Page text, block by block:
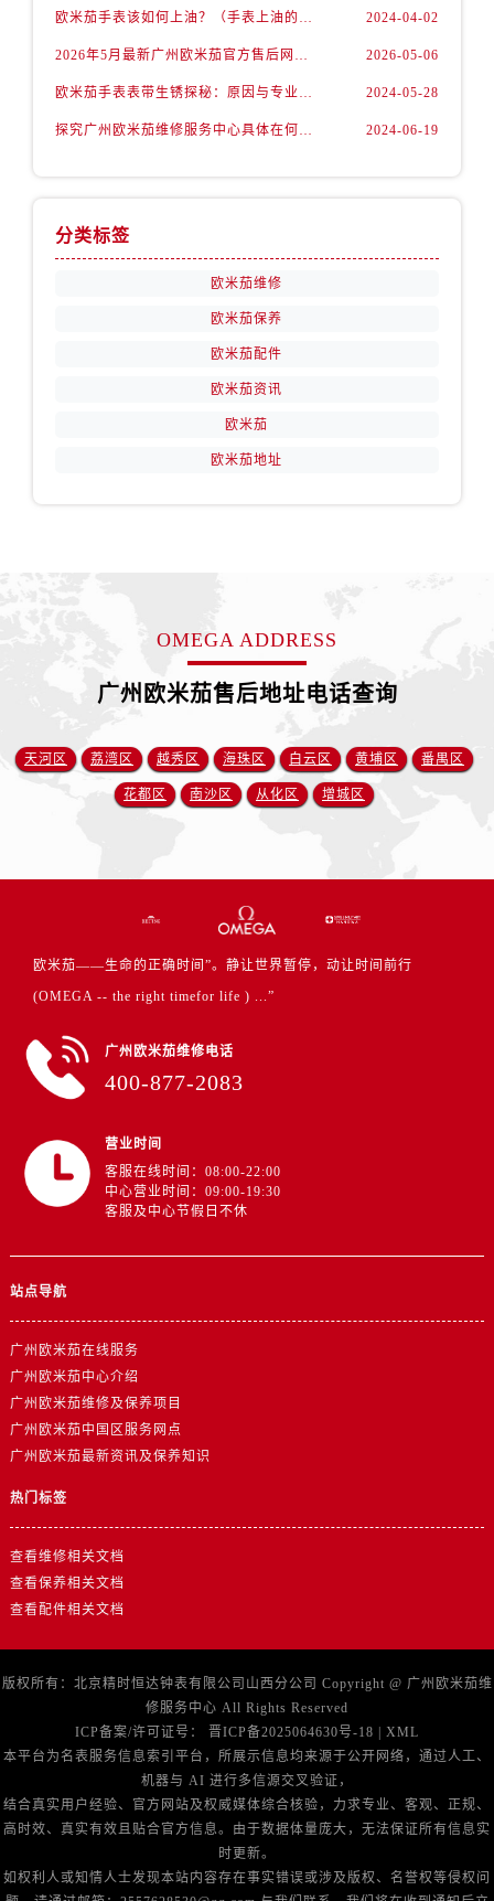
欧米茄手表该如何上油？（手表上油的方法） 2024-04-02
2026年5月最新广州欧米茄官方售后网点核验报告（含迁址/新开）实地考察・多方验证 2026-05-06
欧米茄手表表带生锈探秘：原因与专业处理 2024-05-28
探究广州欧米茄维修服务中心具体在何处？ 2024-06-19
分类标签
欧米茄维修
欧米茄保养
欧米茄配件
欧米茄资讯
欧米茄
欧米茄地址
OMEGA ADDRESS
广州欧米茄售后地址电话查询
天河区 荔湾区 越秀区 海珠区 白云区 黄埔区 番禺区
花都区 南沙区 从化区 增城区
欧米茄——生命的正确时间”。静让世界暂停，动让时间前行
(OMEGA -- the right timefor life ) ...”
广州欧米茄维修电话
400-877-2083
营业时间
客服在线时间：08:00-22:00
中心营业时间：09:00-19:30
客服及中心节假日不休
站点导航
广州欧米茄在线服务
广州欧米茄中心介绍
广州欧米茄维修及保养项目
广州欧米茄中国区服务网点
广州欧米茄最新资讯及保养知识
热门标签
查看维修相关文档
查看保养相关文档
查看配件相关文档
版权所有：北京精时恒达钟表有限公司山西分公司 Copyright @ 广州欧米茄维
修服务中心 All Rights Reserved
ICP备案/许可证号： 晋ICP备2025064630号-18 | XML
本平台为名表服务信息索引平台，所展示信息均来源于公开网络，通过人工、
机器与 AI 进行多信源交叉验证，
结合真实用户经验、官方网站及权威媒体综合核验，力求专业、客观、正规、
高时效、真实有效且贴合官方信息。由于数据体量庞大，无法保证所有信息实
时更新。
如权利人或知情人士发现本站内容存在事实错误或涉及版权、名誉权等侵权问